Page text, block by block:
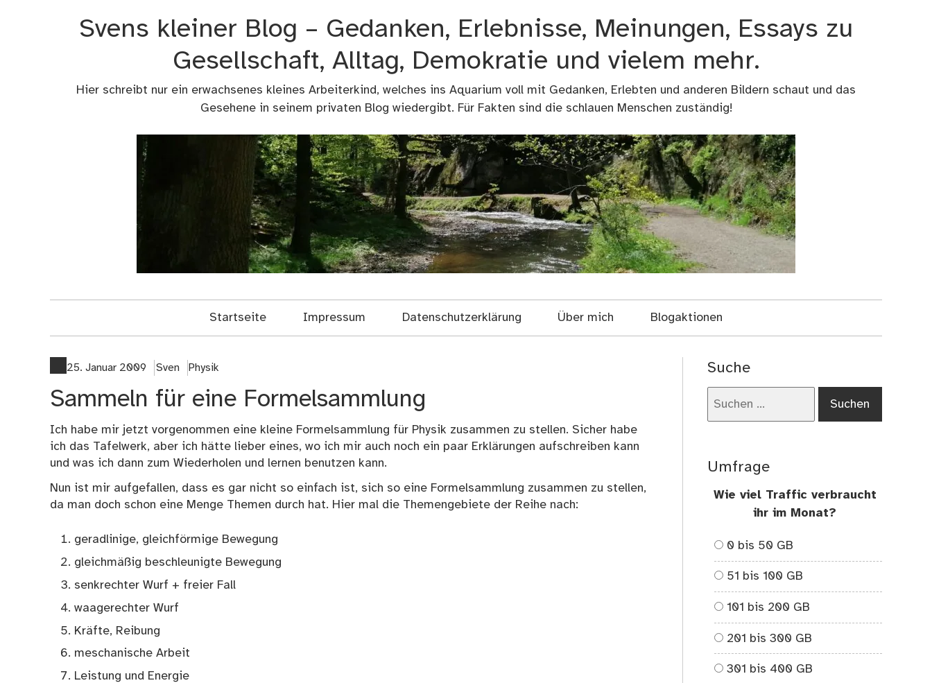
Svens kleiner Blog – Gedanken, Erlebnisse, Meinungen, Essays zu
Gesellschaft, Alltag, Demokratie und vielem mehr.
Hier schreibt nur ein erwachsenes kleines Arbeiterkind, welches ins Aquarium voll mit Gedanken, Erlebten und anderen Bildern schaut und das
Gesehene in seinem privaten Blog wiedergibt. Für Fakten sind die schlauen Menschen zuständig!
Startseite Impressum Datenschutzerklärung Über mich Blogaktionen
25. Januar 2009 Sven Physik
Sammeln für eine Formelsammlung
Ich habe mir jetzt vorgenommen eine kleine Formelsammlung für Physik zusammen zu stellen. Sicher habe
ich das Tafelwerk, aber ich hätte lieber eines, wo ich mir auch noch ein paar Erklärungen aufschreiben kann
und was ich dann zum Wiederholen und lernen benutzen kann.
Nun ist mir aufgefallen, dass es gar nicht so einfach ist, sich so eine Formelsammlung zusammen zu stellen,
da man doch schon eine Menge Themen durch hat. Hier mal die Themengebiete der Reihe nach:
geradlinige, gleichförmige Bewegung
gleichmäßig beschleunigte Bewegung
senkrechter Wurf + freier Fall
waagerechter Wurf
Kräfte, Reibung
meschanische Arbeit
Leistung und Energie
Suche
Umfrage
Wie viel Traffic verbraucht
ihr im Monat?
0 bis 50 GB
51 bis 100 GB
101 bis 200 GB
201 bis 300 GB
301 bis 400 GB